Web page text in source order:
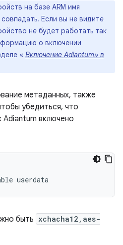
на базе ARM имя
Если вы не видите
не будет работать так
о включении
« Включение Adiantum» в
метаданных, также
убедиться, что
включено
userdata
быть xchacha12,aes-